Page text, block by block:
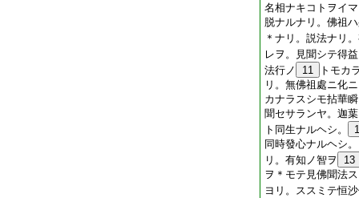
名相ナキコトヲイ
脱ナルナリ。佛祖
＊ナリ。説法ナリ
レヲ。見聞シテ得
法行ノ
11
トモカ
リ。無佛祖處ニ化
カナラスシモ拈華
聞セサランヤ。迦
ト同生ナルヘシ。
同時發心ナルヘシ
リ。有知ノ智ヲ
13
ヲ＊モテ見佛聞法
ヨリ。ススミテ恒